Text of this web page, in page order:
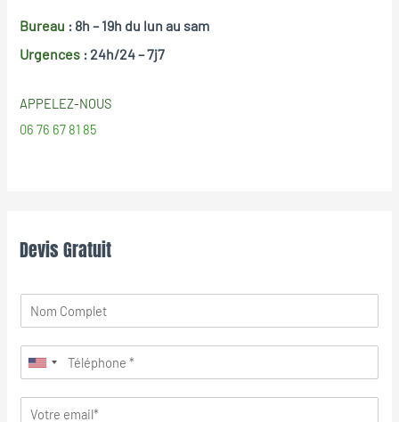
Bureau : 8h – 19h du lun au sam
Urgences : 24h/24 – 7j7
APPELEZ-NOUS
06 76 67 81 85
Devis Gratuit